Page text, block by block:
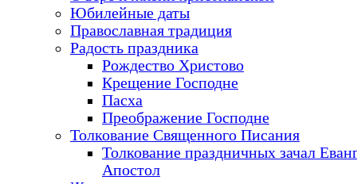
Юбилейные даты
Православная традиция
Радость праздника
Рождество Христово
Крещение Господне
Пасха
Преображение Господне
Толкование Священного Писания
Толкование праздничных зачал
Апостол